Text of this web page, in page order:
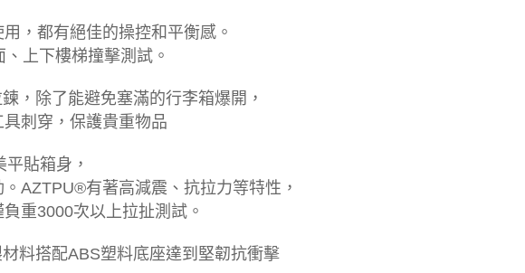
，都有絕佳的操控和平衡感。
上下樓梯撞擊測試。
，除了能避免塞滿的行李箱爆開，
刺穿，保護貴重物品
貼箱身，
AZTPU®有著高減震、抗拉力等特性，
重3000次以上拉扯測試。
料搭配ABS塑料底座達到堅韌抗衝擊